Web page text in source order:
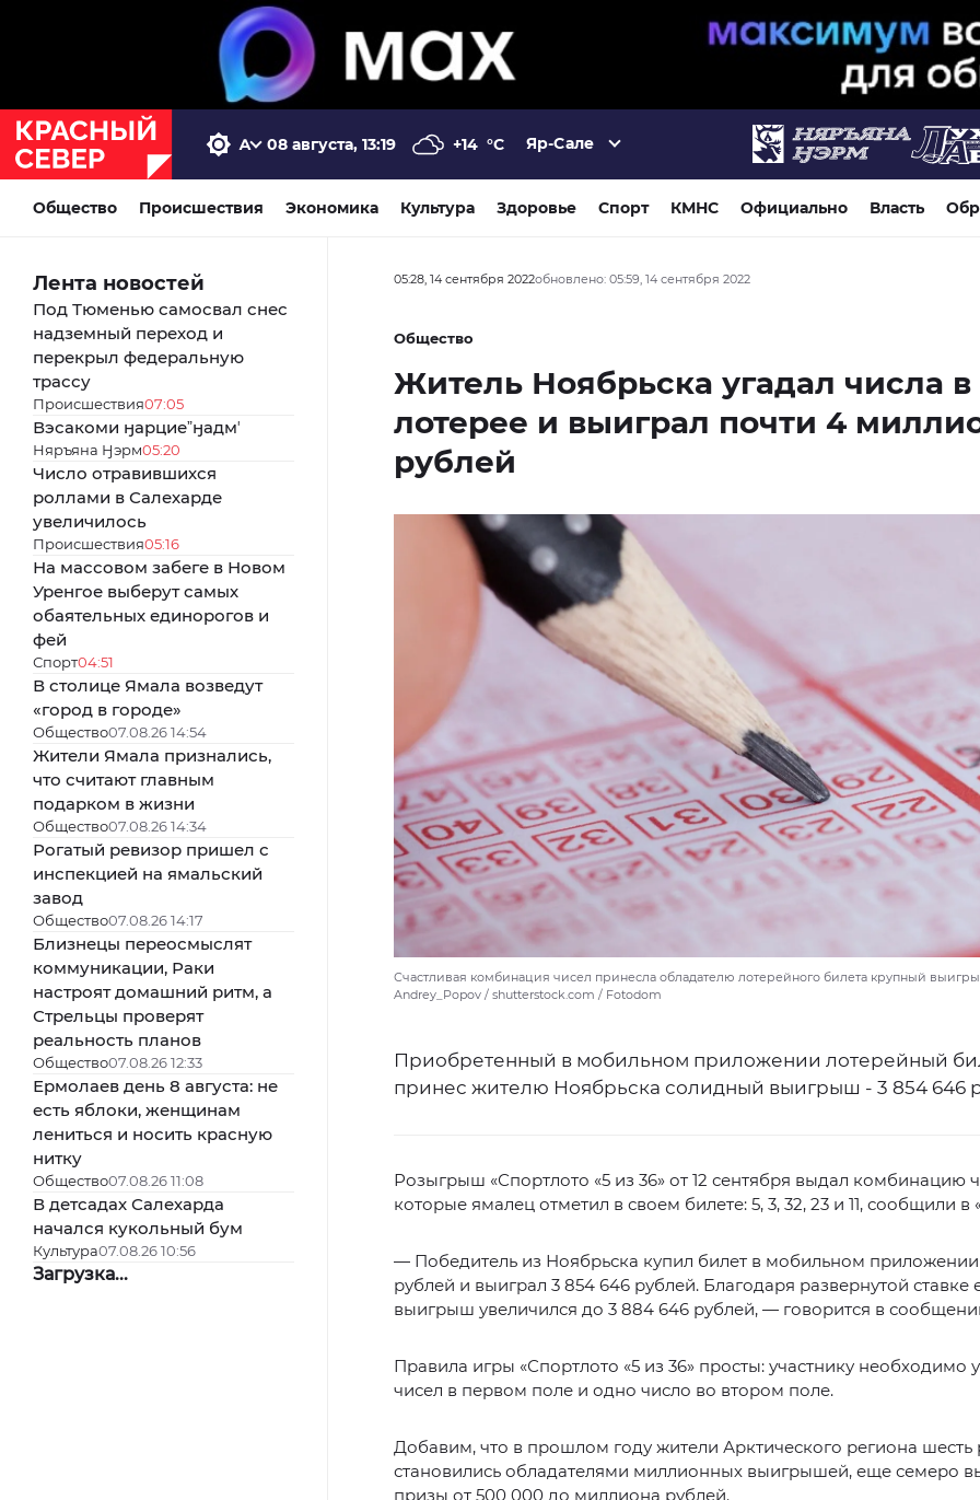
08 августа, 13:19 +14 °C Яр-Сале
Общество Происшествия Экономика Культура Здоровье Спорт КМНС Официально Власть
Лента новостей
Под Тюменью самосвал снес
надземный переход и
перекрыл федеральную
трассу
Происшествия07:05
Вэсакоми ӈарциеˮӈадмʼ
Няръяна Ӈэрм05:20
Число отравившихся
роллами в Салехарде
увеличилось
Происшествия05:16
На массовом забеге в Новом
Уренгое выберут самых
обаятельных единорогов и
фей
Спорт04:51
В столице Ямала возведут
«город в городе»
Общество07.08.26 14:54
Жители Ямала признались,
что считают главным
подарком в жизни
Общество07.08.26 14:34
Рогатый ревизор пришел с
инспекцией на ямальский
завод
Общество07.08.26 14:17
Близнецы переосмыслят
коммуникации, Раки
настроят домашний ритм, а
Стрельцы проверят
реальность планов
Общество07.08.26 12:33
Ермолаев день 8 августа: не
есть яблоки, женщинам
лениться и носить красную
нитку
Общество07.08.26 11:08
В детсадах Салехарда
начался кукольный бум
Культура07.08.26 10:56
Загрузка...
05:28, 14 сентября 2022обновлено: 05:59, 14 сентября 2022
Общество
Житель Ноябрьска угадал числа в
лотерее и выиграл почти 4
рублей
Счастливая комбинация чисел принесла обладателю лотерейного билета крупный
Andrey_Popov / shutterstock.com / Fotodom
Приобретенный в мобильном приложении лотерейный
принес жителю Ноябрьска солидный выигрыш - 3 854 646
Розыгрыш «Спортлото «5 из 36» от 12 сентября выдал комбинацию
которые ямалец отметил в своем билете: 5, 3, 32, 23 и 11, сообщили в
— Победитель из Ноябрьска купил билет в мобильном приложении
рублей и выиграл 3 854 646 рублей. Благодаря развернутой ставке
выигрыш увеличился до 3 884 646 рублей, — говорится в
Правила игры «Спортлото «5 из 36» просты: участнику необходимо
чисел в первом поле и одно число во втором поле.
Добавим, что в прошлом году жители Арктического региона шесть
становились обладателями миллионных выигрышей, еще семеро
призы от 500 000 до миллиона рублей.